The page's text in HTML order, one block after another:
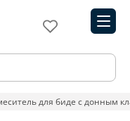
для биде с донным